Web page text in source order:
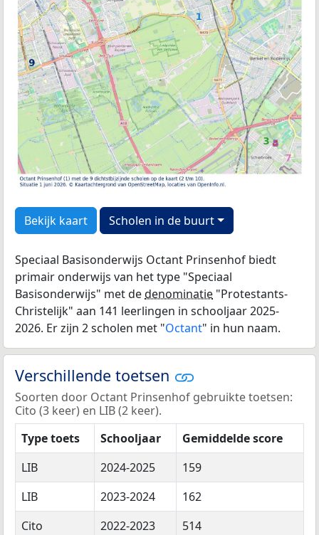
Bekijk kaart Scholen in de buurt
Speciaal Basisonderwijs Octant Prinsenhof biedt
primair onderwijs van het type "Speciaal
Basisonderwijs" met dedenominatie "Protestants-
Christelijk" aan 141 leerlingen in schooljaar 2025-
2026. Er zijn 2 scholen met "Octant" in hun naam.
Verschillende toetsen
Soorten door Octant Prinsenhof gebruikte toetsen:
Cito (3 keer) en LIB (2 keer).
Type toets
Schooljaar
Gemiddelde score
LIB
2024-2025
159
LIB
2023-2024
162
Cito
2022-2023
514